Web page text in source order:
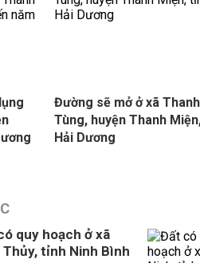
Đường sẽ mở ở xã Thanh
Tùng, huyện Thanh
Hải Dương
quy hoạch ở xã
Thủy, tỉnh Ninh Bình